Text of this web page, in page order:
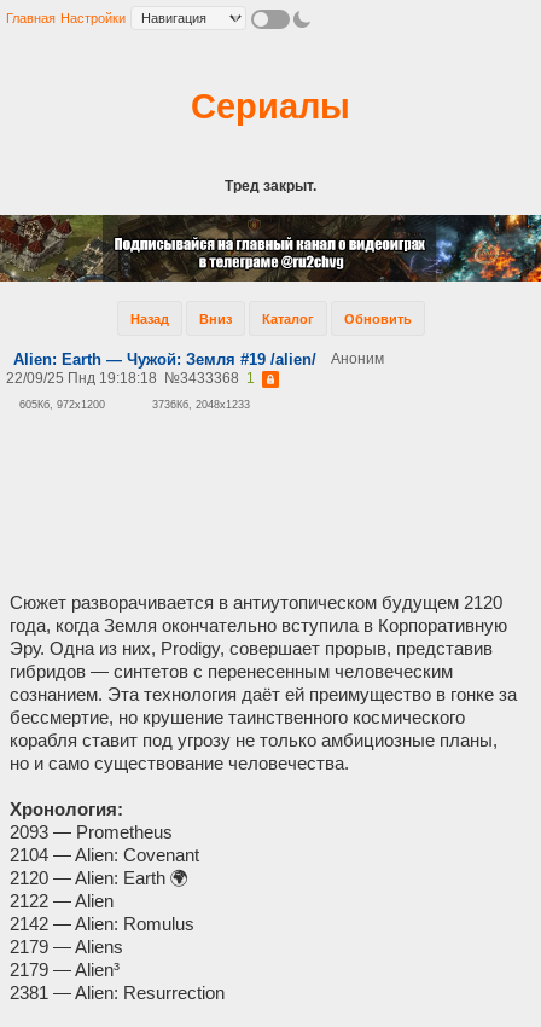
Главная Настройки
Сериалы
Тред закрыт.
Назад Вниз Каталог Обновить
Alien: Earth — Чужой: Земля #19 /alien/
Аноним
22/09/25 Пнд 19:18:18
№3433368 1
605Кб, 972x1200 3736Кб, 2048x1233
Сюжет разворачивается в антиутопическом будущем 2120
года, когда Земля окончательно вступила в Корпоративную
Эру. Одна из них, Prodigy, совершает прорыв, представив
гибридов — синтетов с перенесенным человеческим
сознанием. Эта технология даёт ей преимущество в гонке за
бессмертие, но крушение таинственного космического
корабля ставит под угрозу не только амбициозные планы,
но и само существование человечества.
Хронология:
2093 — Prometheus
2104 — Alien: Covenant
2120 — Alien: Earth 🌍
2122 — Alien
2142 — Alien: Romulus
2179 — Aliens
2179 — Alien³
2381 — Alien: Resurrection